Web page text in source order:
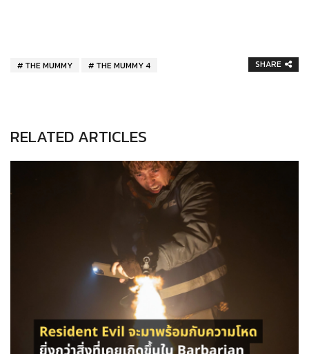
THE MUMMY THE MUMMY 4 SHARE
RELATED ARTICLES